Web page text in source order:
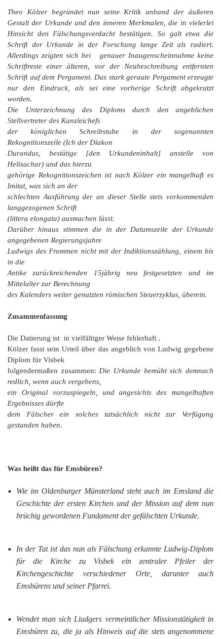
Theo Kölzer begründet nun seine Kritik anhand der äußeren
Gestalt der Urkunde und den inneren Merkmalen, die in vielerlei
Hinsicht den Fälschungsverdacht bestätigen. So galt etwa die
Schrift der Urkunde in der Forschung lange Zeit als radiert.
Allerdings zeigten sich bei genauer Inaugenscheinnahme keine
Schriftreste einer älteren, vor der Neubeschreibung entfernten
Schrift auf dem Pergament. Das stark geraute Pergament erzeugte
nur den Eindruck, als sei eine vorherige Schrift abgekratzt
worden.
Die Unterzeichnung des Diploms durch den angeblichen
Stellvertreter des Kanzleichefs
der königlichen Schreibstube in der sogenannten
Rekognitionszeile (Ich der Diakon
Durandus, bestätige [den Urkundeninhalt] anstelle von
Helisachar) und das hierzu
gehörige Rekognitionszeichen ist nach Kölzer ein mangelhaft es
Imitat, was sich an der
schlechten Ausführung der an dieser Stelle stets vorkommenden
langgezogenen Schrift
(littera elongata) ausmachen lässt.
Darüber hinaus stimmen die in der Datumszeile der Urkunde
angegebenen Regierungsjahre
Ludwigs des Frommen nicht mit der Indiktionszählung, einem bis
in die
Antike zurückreichenden 15jährig neu festgesetzten und im
Mittelalter zur Berechnung
des Kalenders weiter genutzten römischen Steuerzyklus, überein.
Zusammenfassung
Die Datierung ist in vielfältiger Weise fehlerhaft .
Kölzer fasst sein Urteil über das angeblich von Ludwig gegebene
Diplom für Visbek
folgendermaßen zusammen:Die Urkunde bemüht sich demnach
redlich, wenn auch vergebens,
ein Original vorzuspiegeln, und angesichts des mangelhaften
Ergebnisses dürfte
dem Fälscher ein solches tatsächlich nicht zur Verfügung
gestanden haben.
Was heißt das für Emsbüren?
Wie im Oldenburger Münsterland steht auch im Emsland die
Geschichte der ersten Kirchen und der Mission auf dem nun
brüchig gewordenen Fundament der gefälschten Urkunde.
In der Tat ist das nun als Fälschung erkannte Ludwig-Diplom
für die Kirche zu Visbek ein zentraler Pfeiler der
Kirchengeschichte verschiedener Orte, darunter auch
Emsbürens und seiner Pfarrei.
Wendet man sich Liudgers vermeintlicher Missionstätigkeit in
Emsbüren zu, die ja als Hinweis auf die stets angenommene